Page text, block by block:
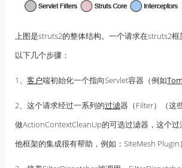
上图是struts2的整体结构。一个请求在struts2
以下几个步骤：
1、 客户端初始化一个指向Servlet容器（例如
2、这个请求经过一系列的过滤器（Filter）（这
做ActionContextCleanUp的可选过滤器，这个
他框架的集成很有帮助，例如：SiteMesh Plugin）